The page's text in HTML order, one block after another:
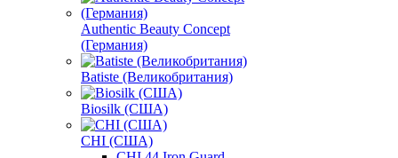
Authentic Beauty Concept
(Германия)
Batiste (Великобритания)
Biosilk (США)
CHI (США)